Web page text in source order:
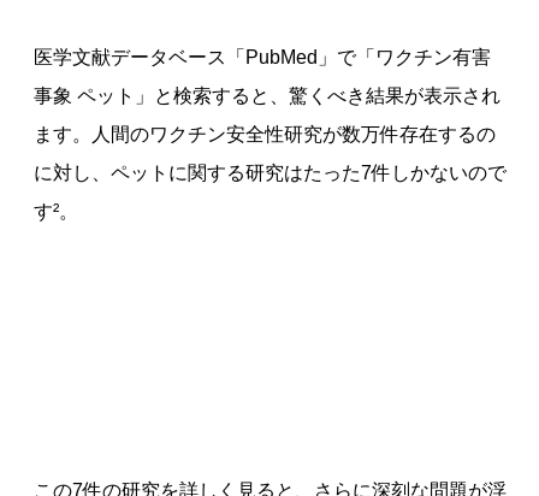
医学文献データベース「PubMed」で「ワクチン有害
事象 ペット」と検索すると、驚くべき結果が表示され
ます。人間のワクチン安全性研究が数万件存在するの
に対し、ペットに関する研究はたった7件しかないので
す²。
この7件の研究を詳しく見ると、さらに深刻な問題が浮